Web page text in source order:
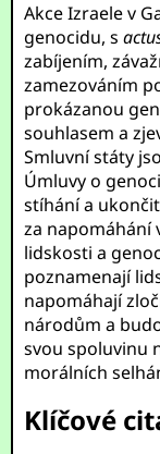
Akce Izraele v
genocidu, s
zabíjením,
zamezováním
prokázanou
souhlasem a
Smluvní státy
Úmluvy o
stíhání a
za napomáhání
lidskosti a
poznamenají
napomáhají
národům a
svou spoluvinu
morálních
Klíčové